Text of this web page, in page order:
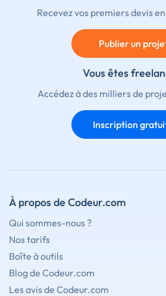
Recevez vos premiers devis
Publier un
Vous êtes
Accédez à des milliers de
Inscription
À propos de Codeur.com
Qui sommes-nous ?
Nos tarifs
Boîte à outils
Blog de Codeur.com
Les avis de Codeur.com